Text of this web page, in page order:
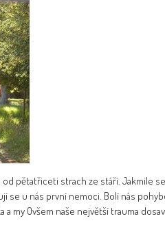
od pětatřiceti strach ze stáří. Jakmile
se u nás první nemoci. Bolí nás
a my Ovšem naše největší trauma